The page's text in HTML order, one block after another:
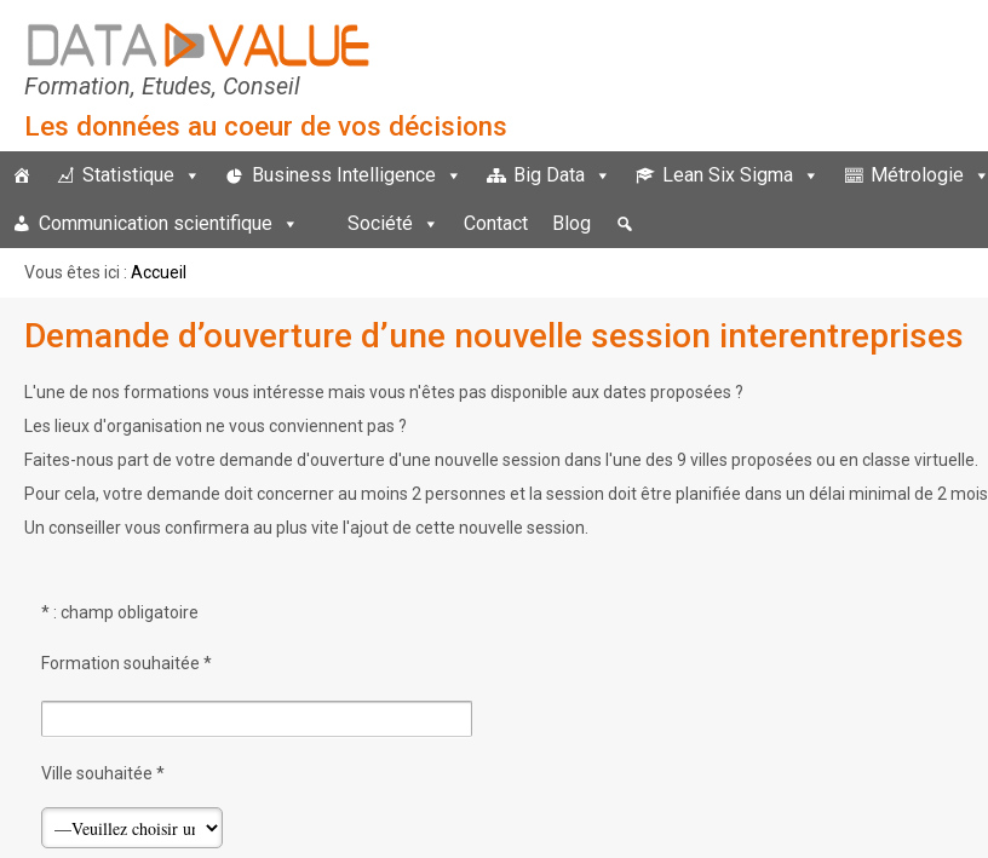
Formation, Etudes, Conseil
Les données au coeur de vos décisions
Statistique Business Intelligence Big Data Lean Six Sigma Métrologie
Communication scientifique Société Contact Blog
Vous êtes ici : Accueil
Demande d’ouverture d’une nouvelle session interentreprises
L'une de nos formations vous intéresse mais vous n'êtes pas disponible aux dates proposées ?
Les lieux d'organisation ne vous conviennent pas ?
Faites-nous part de votre demande d'ouverture d'une nouvelle session dans l'une des 9 villes proposées ou en classe virtuelle.
Pour cela, votre demande doit concerner au moins 2 personnes et la session doit être planifiée dans un délai minimal de 2 mois.
Un conseiller vous confirmera au plus vite l'ajout de cette nouvelle session.
* : champ obligatoire
Formation souhaitée *
Ville souhaitée *